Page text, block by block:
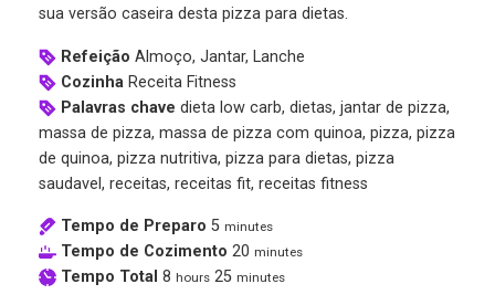
sua versão caseira desta pizza para dietas.
Refeição Almoço, Jantar, Lanche
Cozinha Receita Fitness
Palavras chave dieta low carb, dietas, jantar de pizza,
massa de pizza, massa de pizza com quinoa, pizza, pizza
de quinoa, pizza nutritiva, pizza para dietas, pizza
saudavel, receitas, receitas fit, receitas fitness
Tempo de Preparo 5 minutes
Tempo de Cozimento 20 minutes
Tempo Total 8 hours 25 minutes